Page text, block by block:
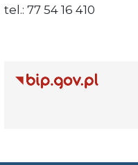
tel.: 77 54 16 410
Adres do e-